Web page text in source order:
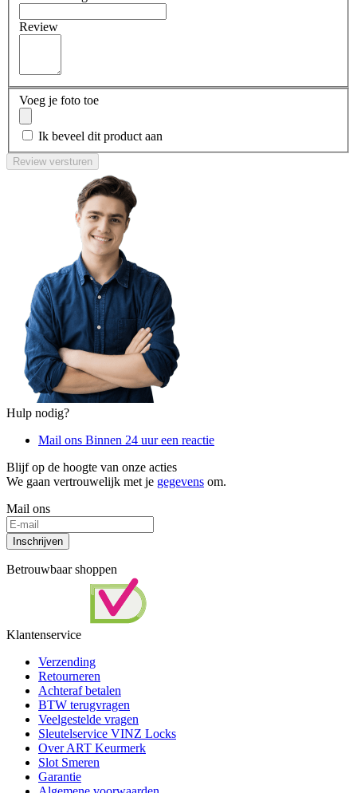
Review
Voeg je foto toe
Ik beveel dit product aan
Review versturen
Hulp nodig?
Mail ons Binnen 24 uur een reactie
Blijf op de hoogte van onze acties
We gaan vertrouwelijk met je gegevens om.
Mail ons
Inschrijven
Betrouwbaar shoppen
Klantenservice
Verzending
Retourneren
Achteraf betalen
BTW terugvragen
Veelgestelde vragen
Sleutelservice VINZ Locks
Over ART Keurmerk
Slot Smeren
Garantie